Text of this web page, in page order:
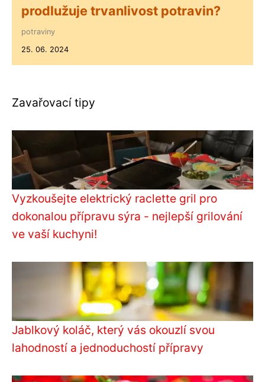
prodlužuje trvanlivost potravin?
potraviny
25. 06. 2024
Zavařovací tipy
Vyzkoušejte elektrický raclette gril pro
dokonalou přípravu sýra - nejlepší grilování
ve vaší kuchyni!
Jablkový koláč, který vás okouzlí svou
lahodností a jednoduchostí přípravy